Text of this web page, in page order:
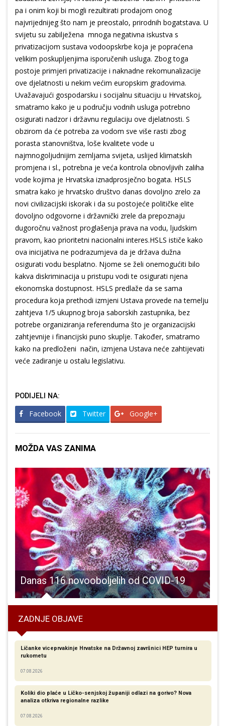
pa i onim koji bi mogli rezultirati prodajom onog
najvrijednijeg što nam je preostalo, prirodnih bogatstava. U
svijetu su zabilježena mnoga negativna iskustva s
privatizacijom sustava vodoopskrbe koja je popraćena
velikim poskupljenjima isporučenih usluga. Zbog toga
postoje primjeri privatizacije i naknadne rekomunalizacije
ove djelatnosti u nekim većim europskim gradovima.
Uvažavajući gospodarsku i socijalnu situaciju u Hrvatskoj,
smatramo kako je u području vodnih usluga potrebno
osigurati nadzor i državnu regulaciju ove djelatnosti. S
obzirom da će potreba za vodom sve više rasti zbog
porasta stanovništva, loše kvalitete vode u
najmnogoljudnijim zemljama svijeta, uslijed klimatskih
promjena i sl., potrebna je veća kontrola obnovljivih zaliha
vode kojima je Hrvatska iznadprosječno bogata. HSLS
smatra kako je hrvatsko društvo danas dovoljno zrelo za
novi civilizacijski iskorak i da su postojeće političke elite
dovoljno odgovorne i državnički zrele da prepoznaju
dugoročnu važnost proglašenja prava na vodu, ljudskim
pravom, kao prioritetni nacionalni interes.HSLS ističe kako
ova inicijativa ne podrazumjeva da je država dužna
osigurati vodu besplatno. Njome se želi onemogućiti bilo
kakva diskriminacija u pristupu vodi te osigurati njena
ekonomska dostupnost. HSLS predlaže da se sama
procedura koja prethodi izmjeni Ustava provede na temelju
zahtjeva 1/5 ukupnog broja saborskih zastupnika, bez
potrebe organiziranja referenduma što je organizacijski
zahtjevnije i financijski puno skuplje. Također, smatramo
kako na predloženi način, izmjena Ustava neće zahtijevati
veće zadiranje u ostalu legislativu.
PODIJELI NA:
Facebook Twitter Google+
MOŽDA VAS ZANIMA
Danas 116 novooboljelih od COVID-19
ZADNJE OBJAVE
Ličanke viceprvakinje Hrvatske na Državnoj završnici HEP turnira u
rukometu
07.08.2026
Koliki dio plaće u Ličko-senjskoj županiji odlazi na gorivo? Nova
analiza otkriva regionalne razlike​
07.08.2026